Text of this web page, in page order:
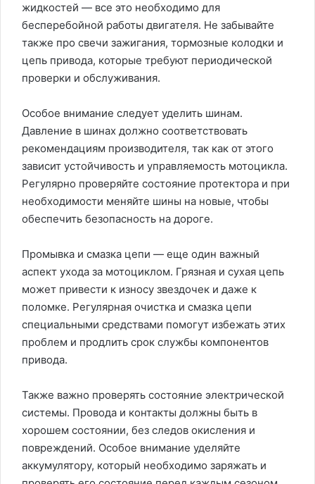
жидкостей — все это необходимо для
бесперебойной работы двигателя. Не забывайте
также про свечи зажигания, тормозные колодки и
цепь привода, которые требуют периодической
проверки и обслуживания.
Особое внимание следует уделить шинам.
Давление в шинах должно соответствовать
рекомендациям производителя, так как от этого
зависит устойчивость и управляемость мотоцикла.
Регулярно проверяйте состояние протектора и при
необходимости меняйте шины на новые, чтобы
обеспечить безопасность на дороге.
Промывка и смазка цепи — еще один важный
аспект ухода за мотоциклом. Грязная и сухая цепь
может привести к износу звездочек и даже к
поломке. Регулярная очистка и смазка цепи
специальными средствами помогут избежать этих
проблем и продлить срок службы компонентов
привода.
Также важно проверять состояние электрической
системы. Провода и контакты должны быть в
хорошем состоянии, без следов окисления и
повреждений. Особое внимание уделяйте
аккумулятору, который необходимо заряжать и